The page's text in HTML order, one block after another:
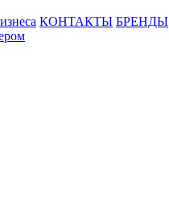
КОНТАКТЫ БРЕНДЫ